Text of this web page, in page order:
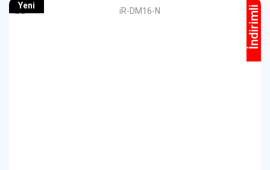
Yeni İndirimli